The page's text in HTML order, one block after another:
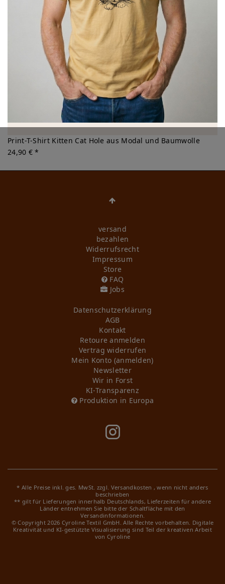
Print-T-Shirt Kitten Cat Hole aus Modal und Baumwolle
24,90 € *
versand
bezahlen
Widerrufs­recht
Impressum
Store
FAQ
Jobs
Daten­schutz­erklärung
AGB
Kontakt
Retoure anmelden
Vertrag widerrufen
Mein Konto (anmelden)
Newsletter
Wir in Forst
KI-Transparenz
Produktion in Europa
* Alle Preise inkl. ges. MwSt. zzgl. Versandkosten , wenn nicht anders
beschrieben
** gilt für Lieferungen innerhalb Deutschlands, Lieferzeiten für andere
Länder entnehmen Sie bitte der Schaltfläche mit den
Versandinformationen.
© Copyright 2026 Cyroline Textil GmbH. Alle Rechte vorbehalten. Digitale
Kreativität und KI-gestützte Visualisierung sind Teil der kreativen Arbeit
von Cyroline